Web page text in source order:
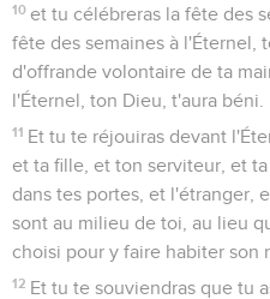
10 et tu célébreras la fête des
fête des semaines à l'Éternel,
d'offrande volontaire de ta
l'Éternel, ton Dieu, t'aura béni.
11 Et tu te réjouiras devant
et ta fille, et ton serviteur, et
dans tes portes, et l'étranger,
sont au milieu de toi, au lieu
choisi pour y faire habiter son
12 Et tu te souviendras que tu